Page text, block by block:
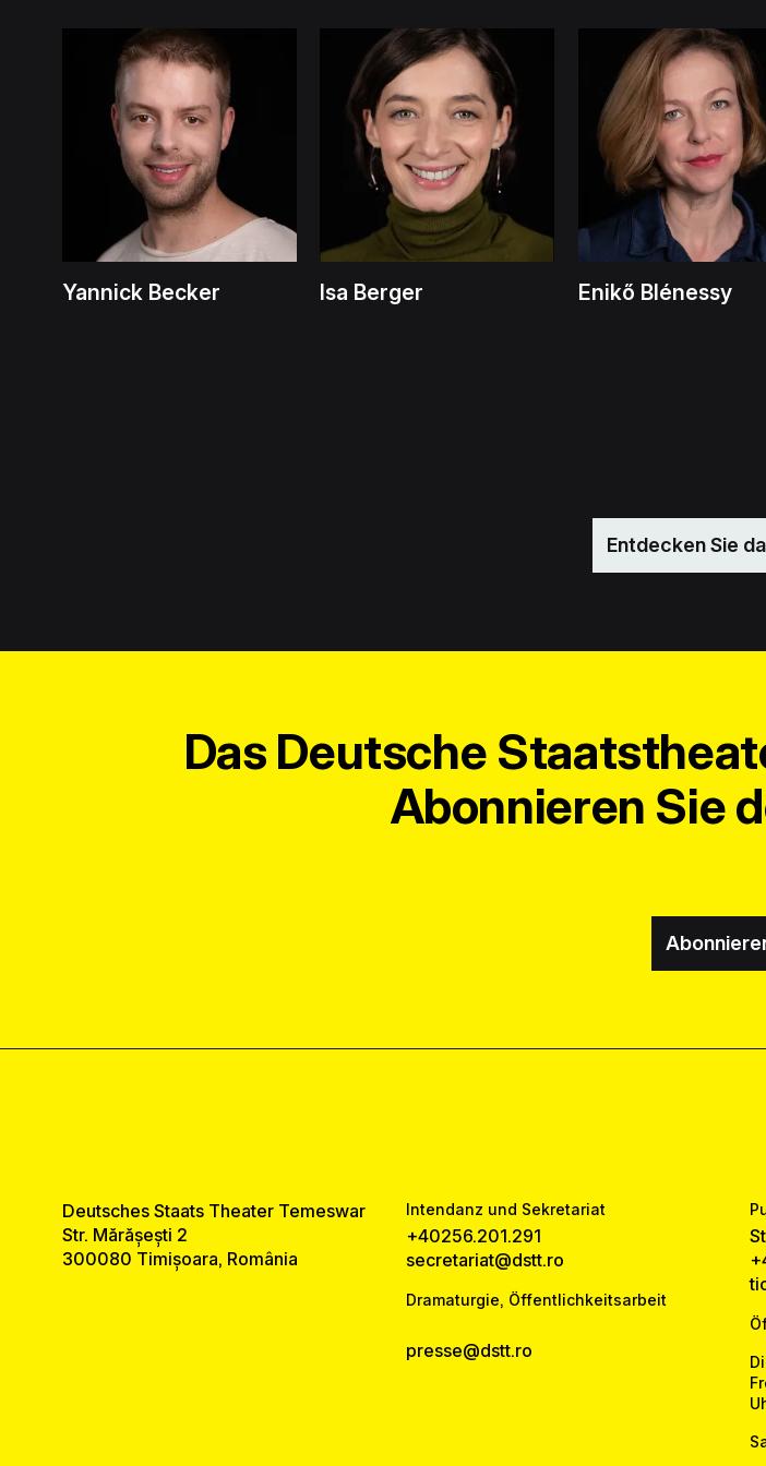
Yannick Becker Isa Berger Enikő Blénessy
Entdecken Sie
Das Deutsche
Abonnieren Sie
Deutsches Staats Theater Temeswar
Str. Mărășești 2
300080 Timișoara, România
Intendanz und Sekretariat
+40256.201.291
secretariat@dstt.ro
Dramaturgie, Öffentlichkeitsarbeit
presse@dstt.ro